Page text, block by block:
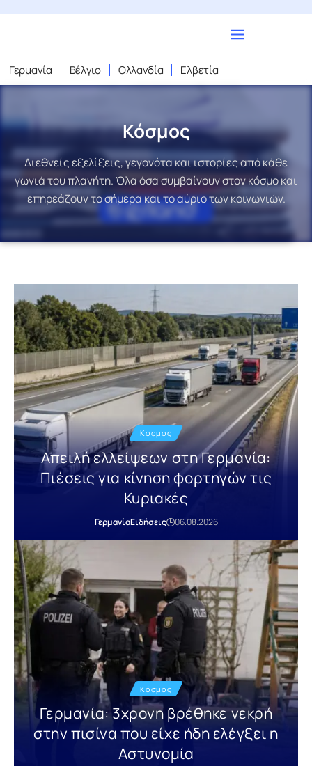
Γερμανία Βέλγιο Ολλανδία Ελβετία
Κόσμος
Διεθνείς εξελίξεις, γεγονότα και ιστορίες από κάθε
γωνιά του πλανήτη. Όλα όσα συμβαίνουν στον κόσμο και
επηρεάζουν το σήμερα και το αύριο των κοινωνιών.
Κόσμος
Απειλή ελλείψεων στη Γερμανία:
Πιέσεις για κίνηση φορτηγών τις
Κυριακές
ΓερμανίαΕιδήσεις 06.08.2026
Κόσμος
Γερμανία: 3χρονη βρέθηκε νεκρή
στην πισίνα που είχε ήδη ελέγξει η
Αστυνομία